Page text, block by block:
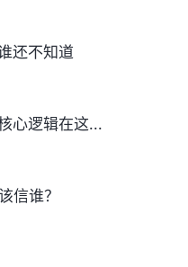
还不知道
心逻辑在这...
信谁？